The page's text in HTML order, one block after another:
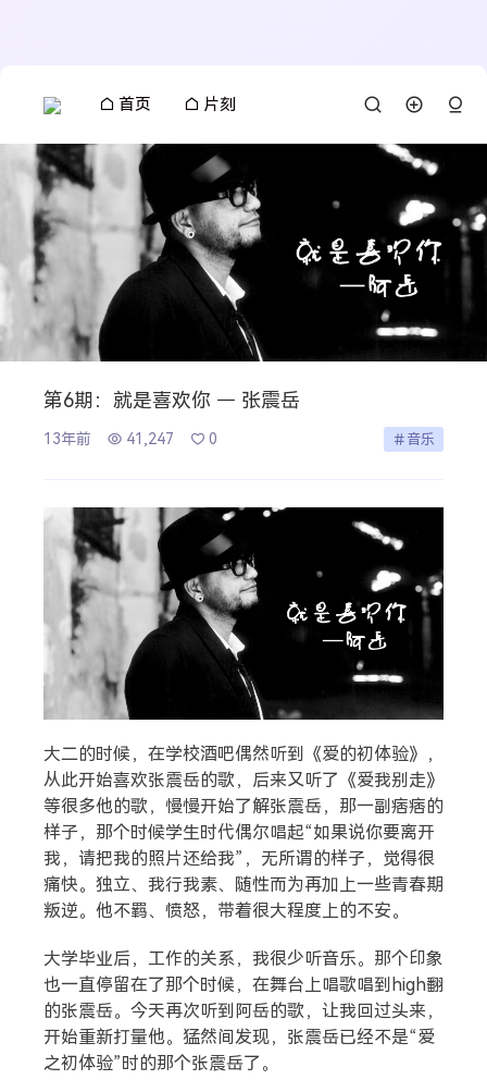
首页 片刻
搜索
热门分类
音乐 故事
第6期：就是喜欢你 — 张震岳
13年前 41,247 0 音乐
大二的时候，在学校酒吧偶然听到《爱的初体验》，
从此开始喜欢张震岳的歌，后来又听了《爱我别走》
等很多他的歌，慢慢开始了解张震岳，那一副痞痞的
样子，那个时候学生时代偶尔唱起“如果说你要离开
我，请把我的照片还给我”，无所谓的样子，觉得很
痛快。独立、我行我素、随性而为再加上一些青春期
叛逆。他不羁、愤怒，带着很大程度上的不安。
大学毕业后，工作的关系，我很少听音乐。那个印象
也一直停留在了那个时候，在舞台上唱歌唱到high翻
的张震岳。今天再次听到阿岳的歌，让我回过头来，
开始重新打量他。猛然间发现，张震岳已经不是“爱
之初体验”时的那个张震岳了。